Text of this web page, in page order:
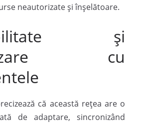
neautorizate și înșelătoare.
și
cu
că această rețea are o
de adaptare, sincronizând